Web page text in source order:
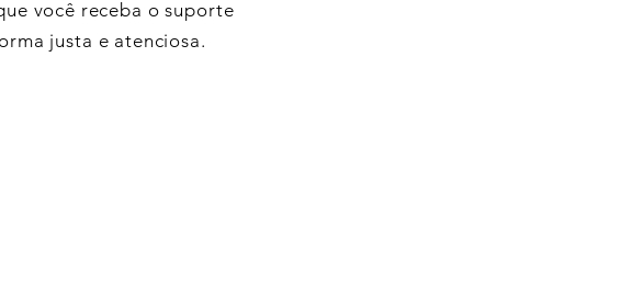
você receba o suporte
justa e atenciosa.